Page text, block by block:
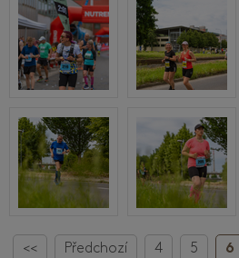
<< Předchozí 4 5 6